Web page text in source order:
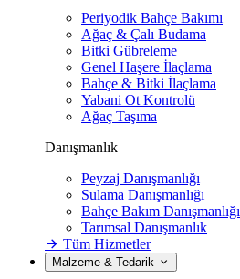
Periyodik Bahçe Bakımı
Ağaç & Çalı Budama
Bitki Gübreleme
Genel Haşere İlaçlama
Bahçe & Bitki İlaçlama
Yabani Ot Kontrolü
Ağaç Taşıma
Danışmanlık
Peyzaj Danışmanlığı
Sulama Danışmanlığı
Bahçe Bakım Danışmanlığı
Tarımsal Danışmanlık
Tüm Hizmetler
Malzeme & Tedarik